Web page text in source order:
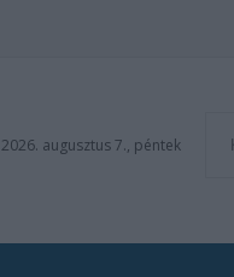
2026. augusztus 7., péntek